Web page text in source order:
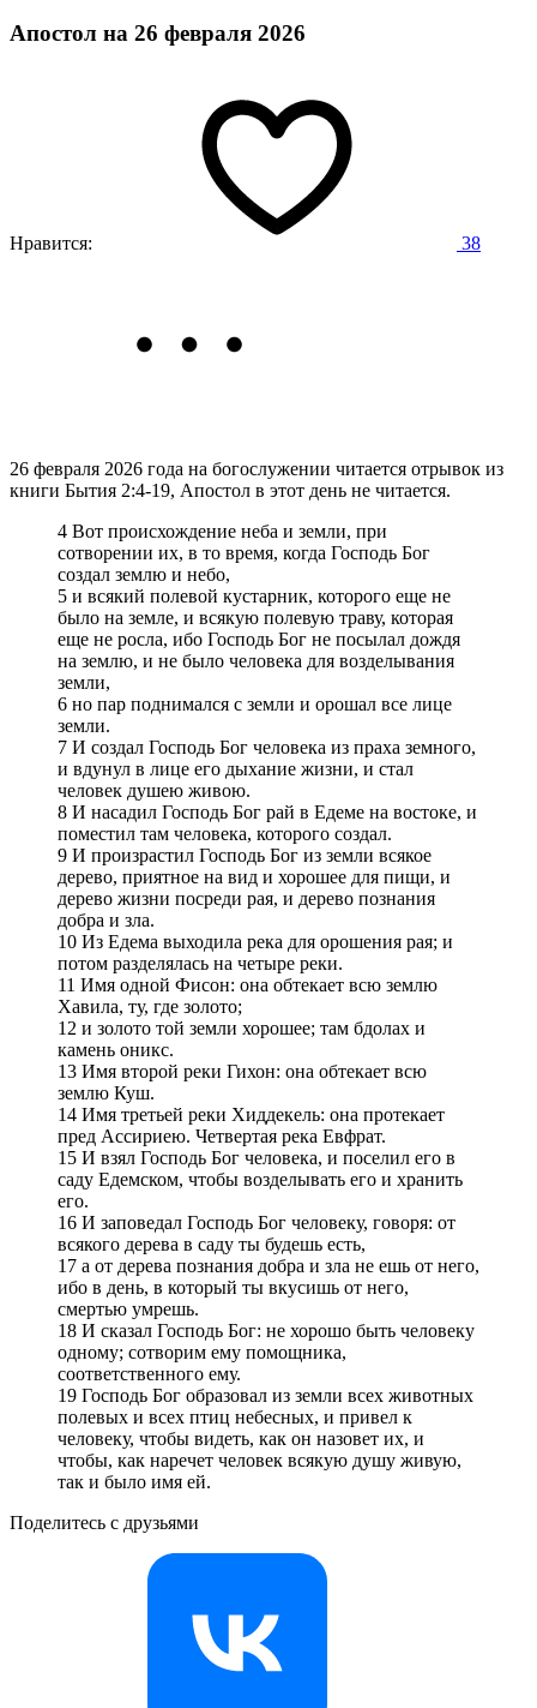
Апостол на 26 февраля 2026
Нравится: 38
26 февраля 2026 года на богослужении читается отрывок из
книги Бытия 2:4-19, Апостол в этот день не читается.
4 Вот происхождение неба и земли, при
сотворении их, в то время, когда Господь Бог
создал землю и небо,
5 и всякий полевой кустарник, которого еще не
было на земле, и всякую полевую траву, которая
еще не росла, ибо Господь Бог не посылал дождя
на землю, и не было человека для возделывания
земли,
6 но пар поднимался с земли и орошал все лице
земли.
7 И создал Господь Бог человека из праха земного,
и вдунул в лице его дыхание жизни, и стал
человек душею живою.
8 И насадил Господь Бог рай в Едеме на востоке, и
поместил там человека, которого создал.
9 И произрастил Господь Бог из земли всякое
дерево, приятное на вид и хорошее для пищи, и
дерево жизни посреди рая, и дерево познания
добра и зла.
10 Из Едема выходила река для орошения рая; и
потом разделялась на четыре реки.
11 Имя одной Фисон: она обтекает всю землю
Хавила, ту, где золото;
12 и золото той земли хорошее; там бдолах и
камень оникс.
13 Имя второй реки Гихон: она обтекает всю
землю Куш.
14 Имя третьей реки Хиддекель: она протекает
пред Ассириею. Четвертая река Евфрат.
15 И взял Господь Бог человека, и поселил его в
саду Едемском, чтобы возделывать его и хранить
его.
16 И заповедал Господь Бог человеку, говоря: от
всякого дерева в саду ты будешь есть,
17 а от дерева познания добра и зла не ешь от него,
ибо в день, в который ты вкусишь от него,
смертью умрешь.
18 И сказал Господь Бог: не хорошо быть человеку
одному; сотворим ему помощника,
соответственного ему.
19 Господь Бог образовал из земли всех животных
полевых и всех птиц небесных, и привел к
человеку, чтобы видеть, как он назовет их, и
чтобы, как наречет человек всякую душу живую,
так и было имя ей.
Поделитесь с друзьями